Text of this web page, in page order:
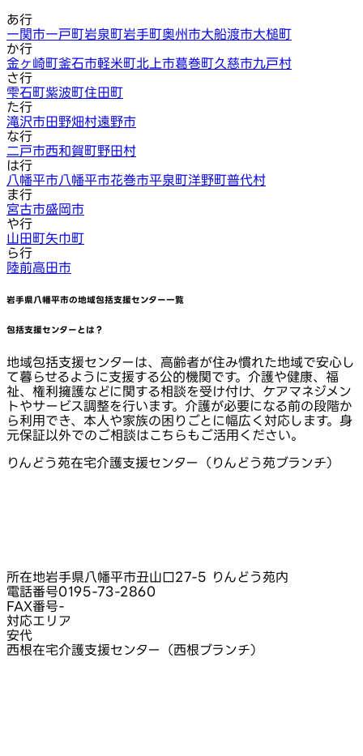
あ行
一関市一戸町岩泉町岩手町奥州市大船渡市大槌町
か行
金ヶ崎町釜石市軽米町北上市葛巻町久慈市九戸村
さ行
雫石町紫波町住田町
た行
滝沢市田野畑村遠野市
な行
二戸市西和賀町野田村
は行
八幡平市八幡平市花巻市平泉町洋野町普代村
ま行
宮古市盛岡市
や行
山田町矢巾町
ら行
陸前高田市
岩手県八幡平市の地域包括支援センター一覧
包括支援センターとは？
地域包括支援センターは、高齢者が住み慣れた地域で安心し
て暮らせるように支援する公的機関です。介護や健康、福
祉、権利擁護などに関する相談を受け付け、ケアマネジメン
トやサービス調整を行います。介護が必要になる前の段階か
ら利用でき、本人や家族の困りごとに幅広く対応します。身
元保証以外でのご相談はこちらもご活用ください。
りんどう苑在宅介護支援センター（りんどう苑ブランチ）
所在地岩手県八幡平市丑山口27-5 りんどう苑内
電話番号0195-73-2860
FAX番号-
対応エリア
安代
西根在宅介護支援センター（西根ブランチ）